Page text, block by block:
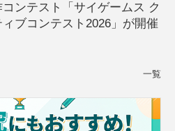
ンテスト「サイゲームス ク
ィブコンテスト2026」が開催
一覧